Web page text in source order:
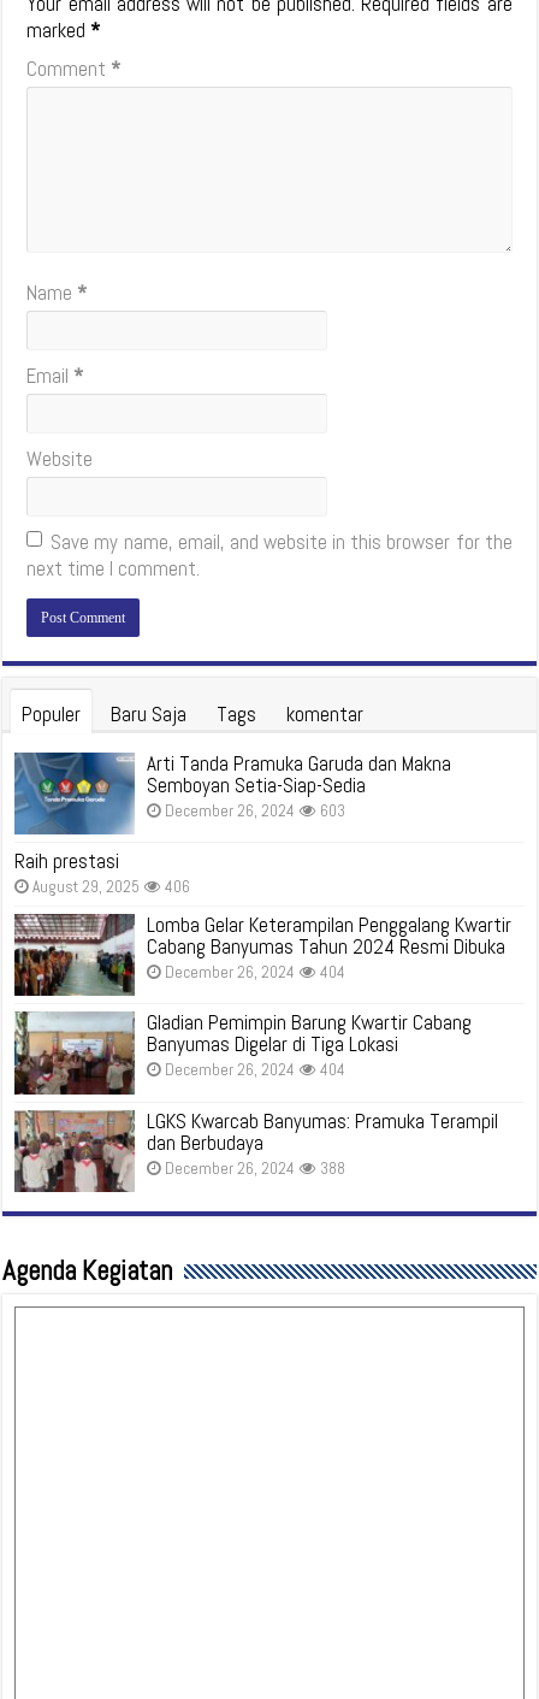
marked*
Comment *
Name *
Email *
Website
Save my name, email, and website in this browser for the
next time I comment.
Populer Baru Saja Tags
komentar
Arti Tanda Pramuka Garuda dan Makna
Semboyan Setia-Siap-Sedia
December 26, 2024 603
Raih prestasi
August 29, 2025 406
Lomba Gelar Keterampilan Penggalang Kwartir
Cabang Banyumas Tahun 2024 Resmi Dibuka
December 26, 2024 404
Gladian Pemimpin Barung Kwartir Cabang
Banyumas Digelar di Tiga Lokasi
December 26, 2024 404
LGKS Kwarcab Banyumas: Pramuka Terampil
dan Berbudaya
December 26, 2024 388
Agenda Kegiatan